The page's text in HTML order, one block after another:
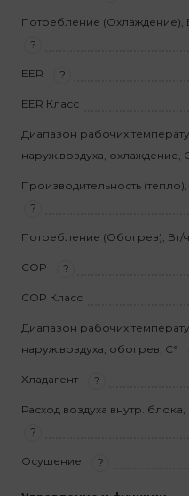
Потребление (Охлаждение),
?
EER ?
EER Класс
Диапазон рабочих
наруж.воздуха, охлаждение,
Производительность (тепло),
?
Потребление (Обогрев), Вт/ч
COP ?
COP Класс
Диапазон рабочих
наруж.воздуха, обогрев, С°
Хладагент ?
Расход воздуха внутр. блока,
?
Осушение ?